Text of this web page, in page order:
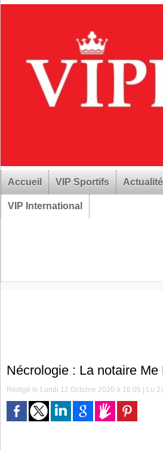
Accueil VIP Sportifs
VIP International
Nécrologie : La notaire
Rédigé le Lundi 12 Octobre 2020 à 16:05 | Lu